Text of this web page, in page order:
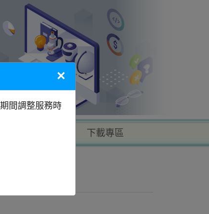
下載專區
×
間調整服務時